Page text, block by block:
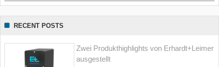
RECENT POSTS
Zwei Produkthighlights von Erhardt+Leimer
ausgestellt